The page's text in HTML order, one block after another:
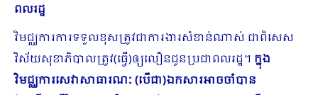
ពលរដ្ឋ
វិមជ្ឈការការទទួលខុសត្រូវជាការងារសំខាន់ណាស់ ជាពិសេស
វិស័យសុខាភិបាលត្រូវ(ធ្វើ)ឲ្យលឿនជូនប្រជាពលរដ្ឋ។ ក្នុង
វិមជ្ឈការសេវាសាធារណៈ (បើជា)ឯកសារអាចចាំបាន